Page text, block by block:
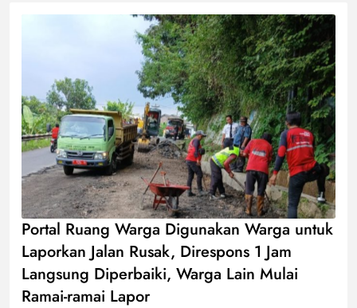
Portal Ruang Warga Digunakan Warga untuk
Laporkan Jalan Rusak, Direspons 1 Jam
Langsung Diperbaiki, Warga Lain Mulai
Ramai-ramai Lapor